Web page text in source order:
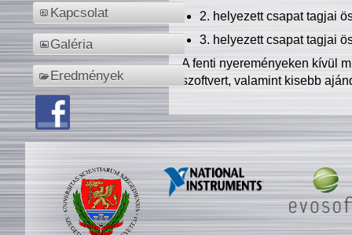
Kapcsolat
Galéria
Eredmények
2. helyezett csapat tagjai
3. helyezett csapat tagjai
A fenti nyereményeken kívül
szoftvert, valamint kisebb